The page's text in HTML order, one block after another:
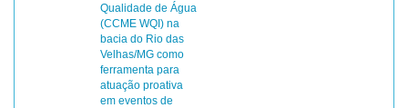
Qualidade de Água
(CCME WQI) na
bacia do Rio das
Velhas/MG como
ferramenta para
atuação proativa
em eventos de